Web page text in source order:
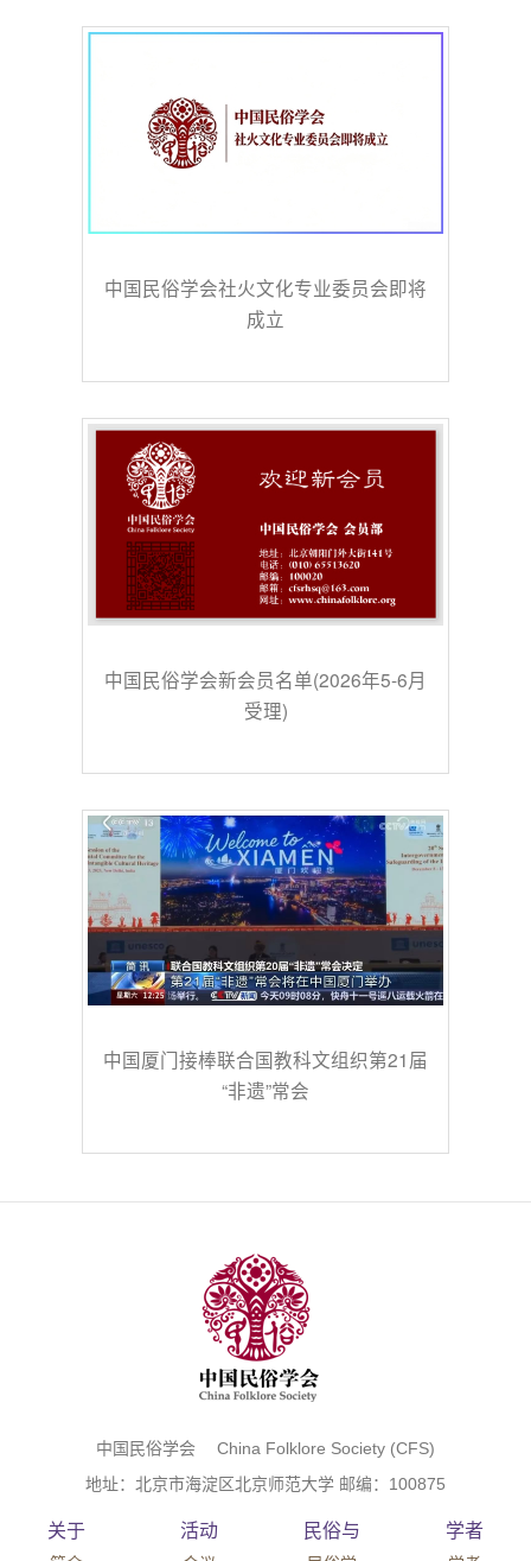
中国民俗学会社火文化专业委员会即将
成立
中国民俗学会新会员名单(2026年5-6月
受理)
中国厦门接棒联合国教科文组织第21届
“非遗”常会
中国民俗学会 China Folklore Society (CFS)
地址：北京市海淀区北京师范大学 邮编：100875
关于 活动 民俗与 学者